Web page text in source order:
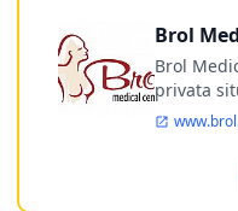
Brol
Brol
privata
Timisoara